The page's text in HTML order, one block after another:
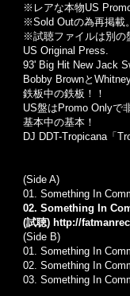
※レアな本物US
※Sold Outの為再掲載。
※試聴ファイルは別の
US Original Press.
93' Big Hit New Jack
Bobby Brownと
鉄板中の鉄板！！
US盤はPromo Onlyで
基本中の基本！
DJ DDT-Tropicana「
(Side A)
01. Something In
02. Something In
(試聴) http://
(Side B)
01. Something In
02. Something In
03. Something In